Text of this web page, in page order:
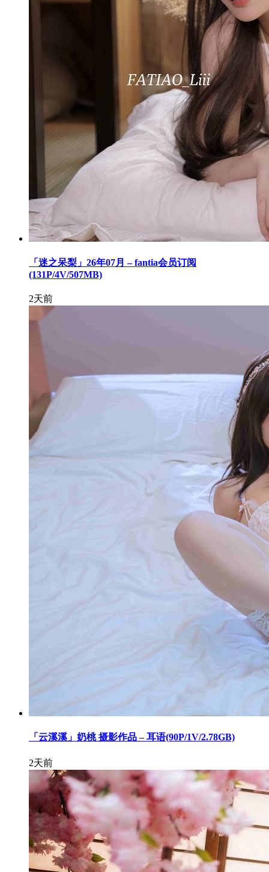
「迷之呆梨」26年07月 – fantia会员订阅
(131P/4V/507MB)
2天前
「云溪溪」奶桃 摄影作品 – 耳语(90P/1V/2.78GB)
2天前